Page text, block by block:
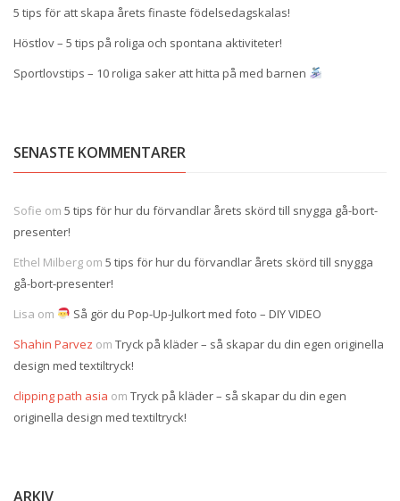
5 tips för att skapa årets finaste födelsedagskalas!
Höstlov – 5 tips på roliga och spontana aktiviteter!
Sportlovstips – 10 roliga saker att hitta på med barnen
SENASTE KOMMENTARER
Sofie om 5 tips för hur du förvandlar årets skörd till snygga gå-bort-
presenter!
Ethel Milberg om 5 tips för hur du förvandlar årets skörd till snygga
gå-bort-presenter!
Lisa om
Så gör du Pop-Up-Julkort med foto – DIY VIDEO
Shahin Parvez om Tryck på kläder – så skapar du din egen originella
design med textiltryck!
clipping path asia om Tryck på kläder – så skapar du din egen
originella design med textiltryck!
ARKIV